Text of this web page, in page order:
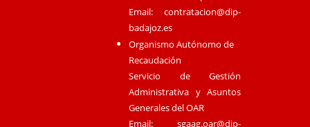
Email:contratacion@dip-
badajoz.es
Organismo Autónomo de
Recaudación
Servicio de Gestión
Administrativa y Asuntos
Generales del OAR
Email:sgaag.oar@dip-